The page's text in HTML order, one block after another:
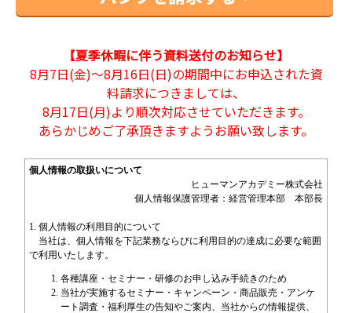
【夏季休暇に伴う資料送付のお知らせ】
8月7日(金)～8月16日(日)の期間中にお申込された資
料請求につきましては、
8月17日(月)より順次対応させていただきます。
あらかじめご了承頂きますようお願い致します。